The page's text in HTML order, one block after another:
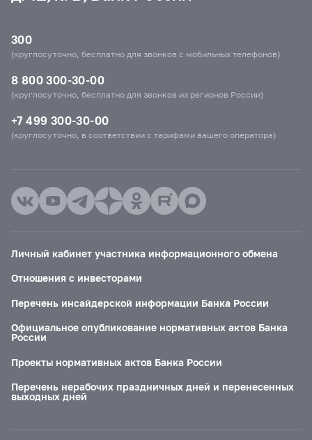
300
(круглосуточно, бесплатно для звонков с мобильных телефонов)
8 800 300-30-00
(круглосуточно, бесплатно для звонков из регионов России)
+7 499 300-30-00
(круглосуточно, в соответствии с тарифами вашего оператора)
Личный кабинет участника информационного обмена
Отношения с инвесторами
Перечень инсайдерской информации Банка России
Официальное опубликование нормативных актов Банка
России
Проекты нормативных актов Банка России
Перечень нерабочих праздничных дней и перенесенных
выходных дней